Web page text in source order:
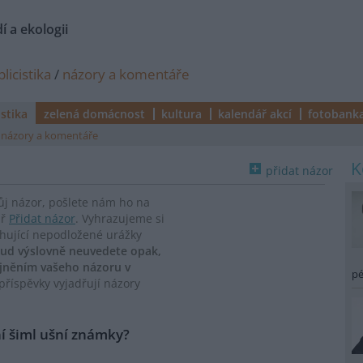
a ekologii
/ názory a komentáře
zelená domácnost kultura kalendář akcí
názory a komentáře
přidat názor
názor, pošlete nám ho na
Přidat názor. Vyhrazujeme si
nepodložené urážky
výslovně neuvedete opak,
vašeho názoru v
vyjadřují názory
šiml ušní známky?